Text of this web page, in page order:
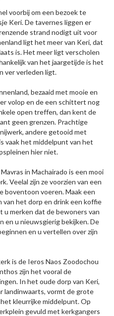
voorbij om een bezoek te
Keri. De tavernes liggen er
strand nodigt uit voor
ligt het meer van Keri, dat
is. Het meer ligt verscholen
van het jaargetijde is het
ver verleden ligt.
bezaaid met mooie en
volop en de een schittert nog
open treffen, dan kent de
geen grenzen. Prachtige
andere getooid met
vaak het middelpunt van het
hier niet.
in Machairado is een mooi
Veelal zijn ze voorzien van een
boventoon voeren. Maak een
van het dorp en drink een koffie
u merken dat de bewoners van
en u nieuwsgierig bekijken. De
en u vertellen over zijn
is de Ieros Naos Zoodochou
zijn het vooral de
In het oude dorp van Keri,
landinwaarts, vormt de grote
kleurrijke middelpunt. Op
gevuld met kerkgangers